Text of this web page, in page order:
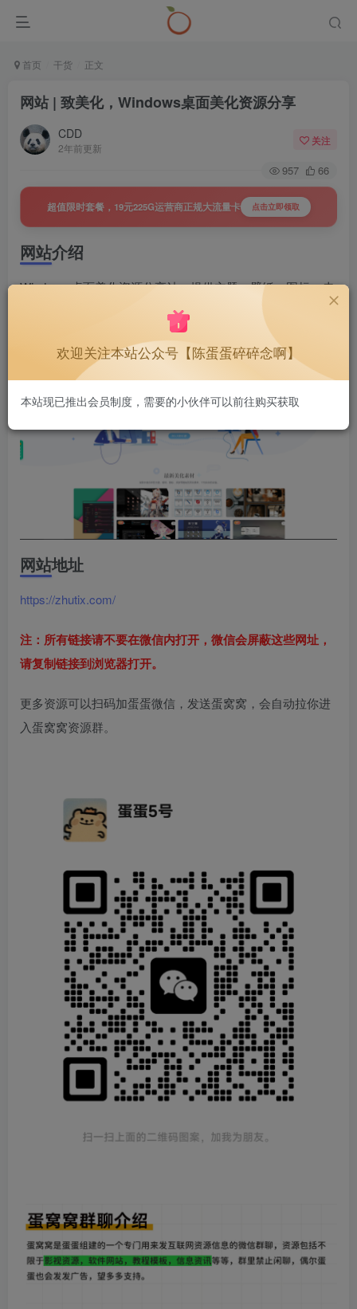
首页 干货 正文
网站 | 致美化，Windows桌面美化资源分享
CDD
2年前更新
关注
957 66
超值限时套餐，19元225G运营商正规大流量卡 点击立即领取
网站介绍
Windows 桌面美化资源分享站，提供主题、壁纸、图标、皮
肤等素材及教程，免费下载，无需注册。
网站截图
网站地址
https://zhutix.com/
注：所有链接请不要在微信内打开，微信会屏蔽这些网址，
请复制链接到浏览器打开。
更多资源可以扫码加蛋蛋微信，发送蛋窝窝，会自动拉你进
入蛋窝窝资源群。
欢迎关注本站公众号【陈蛋蛋碎碎念啊】
本站现已推出会员制度，需要的小伙伴可以前往购买获取